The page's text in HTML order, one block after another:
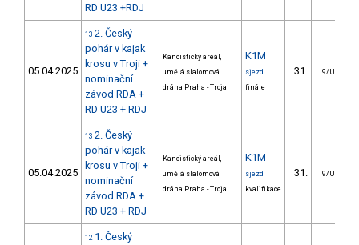
RD U23 +RDJ
05.04.2025
13 2. Český
pohár v kajak
krosu v Troji +
nominační
závod RDA +
RD U23 + RDJ
Kanoistický areál,
umělá slalomová
dráha Praha - Troja
K1M
sjezd
finále
31. 9/U23
05.04.2025
13 2. Český
pohár v kajak
krosu v Troji +
nominační
závod RDA +
RD U23 + RDJ
Kanoistický areál,
umělá slalomová
dráha Praha - Troja
K1M
sjezd
kvalifikace
31. 9/U23
12 1. Český